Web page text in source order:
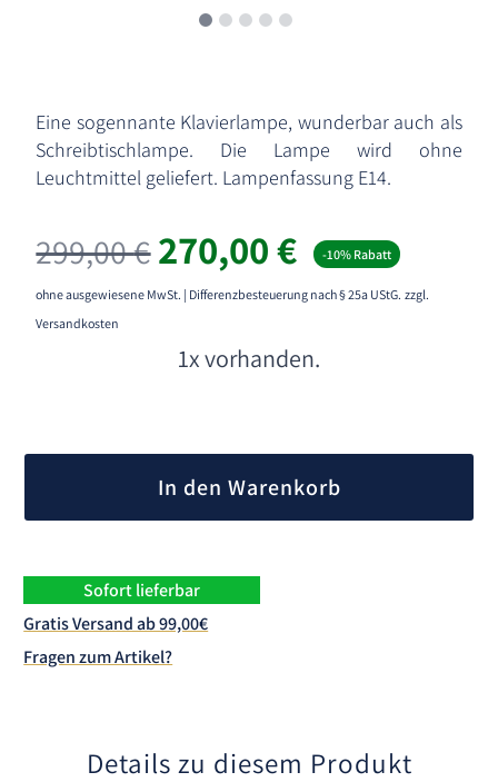
Eine sogennante Klavierlampe, wunderbar auch als
Schreibtischlampe. Die Lampe wird ohne
Leuchtmittel geliefert. Lampenfassung E14.
299,00€Ursprünglicher
Preis
war:
270,00€Aktueller
Preis
ist:
-10% Rabatt
ohne ausgewiesene MwSt. | Differenzbesteuerung nach § 25a UStG. zzgl.
Versandkosten
1x vorhanden.
In den Warenkorb
Sofort lieferbar
Gratis Versand ab 99,00€
Fragen zum Artikel?
Details zu diesem Produkt